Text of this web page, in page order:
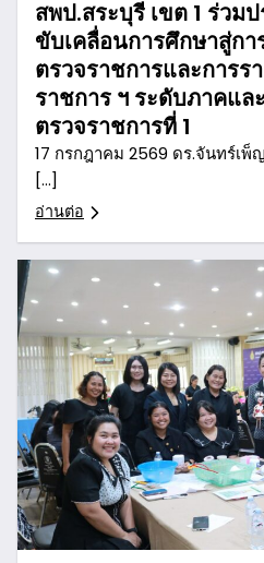
สพป.สระบุรี เขต 1 ร่วม
ขับเคลื่อนการศึกษาสู่ก
ตรวจราชการและการร
ราชการ ฯ ระดับภาคแ
ตรวจราชการที่ 1
17 กรกฎาคม 2569 ดร.จันทร์เพ็
[…]
อ่านต่อ